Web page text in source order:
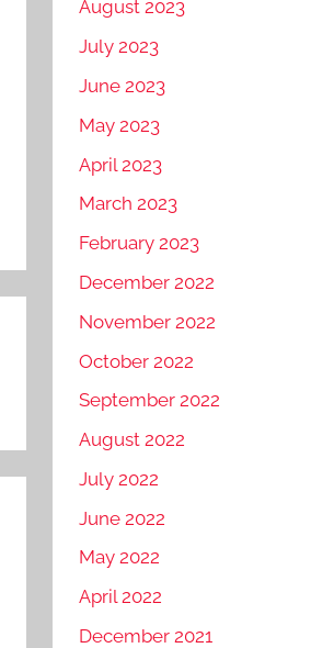
August 2023
July 2023
June 2023
May 2023
April 2023
March 2023
February 2023
December 2022
November 2022
October 2022
September 2022
August 2022
July 2022
June 2022
May 2022
April 2022
December 2021